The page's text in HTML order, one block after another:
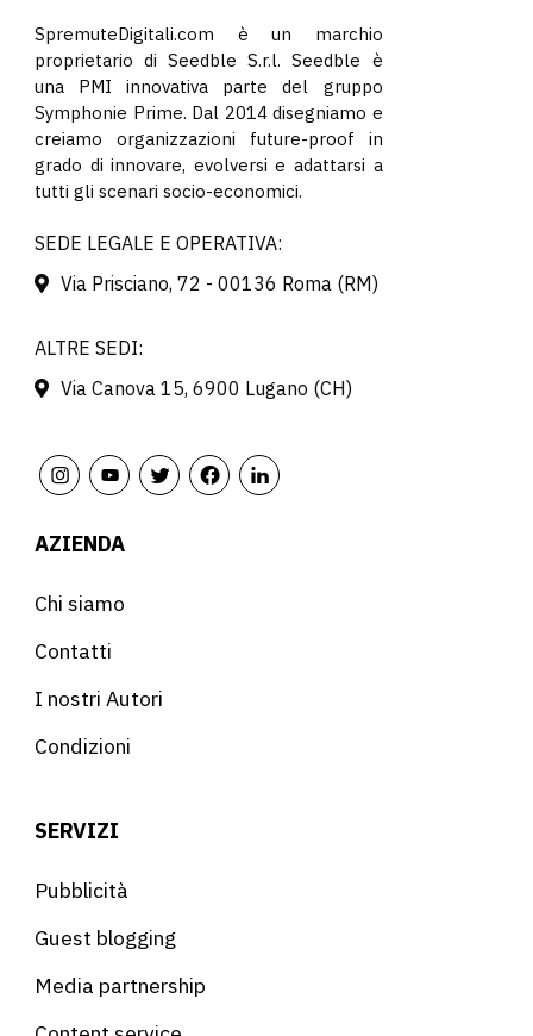
SpremuteDigitali.com è un marchio
proprietario di Seedble S.r.l. Seedble è
una PMI innovativa parte del gruppo
Symphonie Prime. Dal 2014 disegniamo e
creiamo organizzazioni future-proof in
grado di innovare, evolversi e adattarsi a
tutti gli scenari socio-economici.
SEDE LEGALE E OPERATIVA:
Via Prisciano, 72 - 00136 Roma (RM)
ALTRE SEDI:
Via Canova 15, 6900 Lugano (CH)
AZIENDA
Chi siamo
Contatti
I nostri Autori
Condizioni
SERVIZI
Pubblicità
Guest blogging
Media partnership